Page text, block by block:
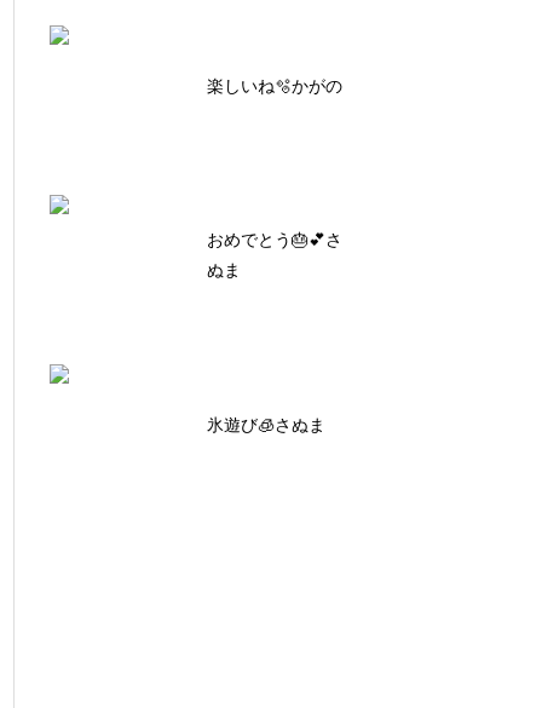
楽しいね🫧かがの
おめでとう🎂💕さ
ぬま
氷遊び🧊さぬま